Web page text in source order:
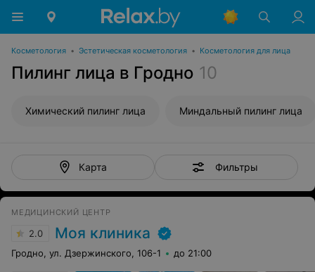
Косметология • Эстетическая косметология • Косметология для лица
Пилинг лица в Гродно 10
Химический пилинг лица Миндальный пилинг лица
Карта Фильтры
МЕДИЦИНСКИЙ ЦЕНТР
2.0 Моя клиника
Гродно, ул. Дзержинского, 106-1 до 21:00